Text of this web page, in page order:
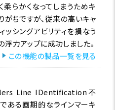
柔らかくなってしまうためキ
がちですが、従来の高いキャ
ッシングアビリティを損なう
浮力アップに成功しました。
この機能の製品一覧を見る
Line IDentification不
ある画期的なラインマーキ